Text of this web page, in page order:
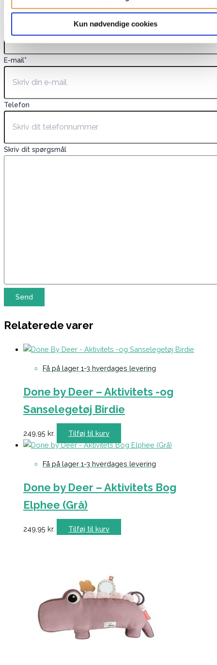
Kun nødvendige cookies
Navn*
E-mail*
Telefon
Skriv dit spørgsmål
Relaterede varer
Få på lager 1-3 hverdages levering
Done by Deer – Aktivitets -og
Sanselegetøj Birdie
249,95 kr. Tilføj til kurv
Få på lager 1-3 hverdages levering
Done by Deer – Aktivitets Bog
Elphee (Grå)
249,95 kr. Tilføj til kurv